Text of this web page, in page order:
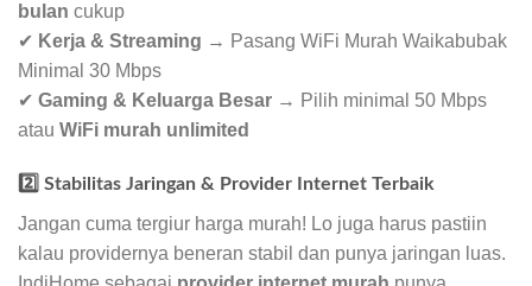
bulan cukup
✔ Kerja & Streaming → Pasang WiFi Murah Waikabubak
Minimal 30 Mbps
✔ Gaming & Keluarga Besar → Pilih minimal 50 Mbps
atau WiFi murah unlimited
2️⃣ Stabilitas Jaringan & Provider Internet Terbaik
Jangan cuma tergiur harga murah! Lo juga harus pastiin
kalau providernya beneran stabil dan punya jaringan luas.